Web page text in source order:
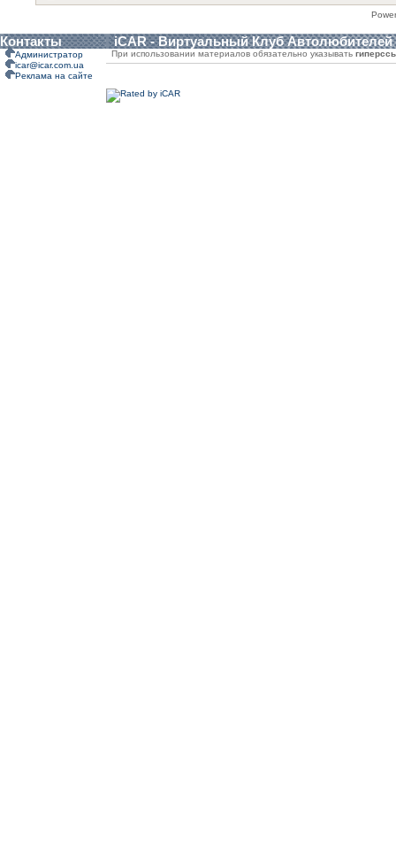
Контакты iCAR - Виртуальный Клуб Автолюбителей
Администратор
icar@icar.com.ua
Реклама на сайте
При использовании материалов обязательно указывать